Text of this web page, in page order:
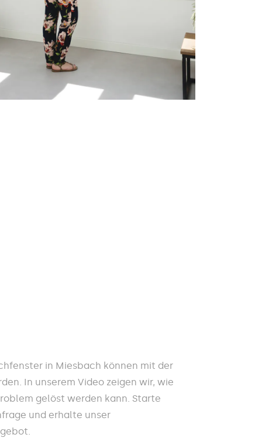
in Miesbach können mit der
In unserem Video zeigen wir, wie
gelöst werden kann. Starte
und erhalte unser